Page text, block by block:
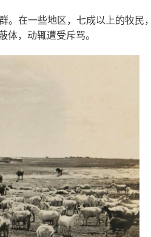
。在一些地区，七成以上的牧
体，动辄遭受斥骂。